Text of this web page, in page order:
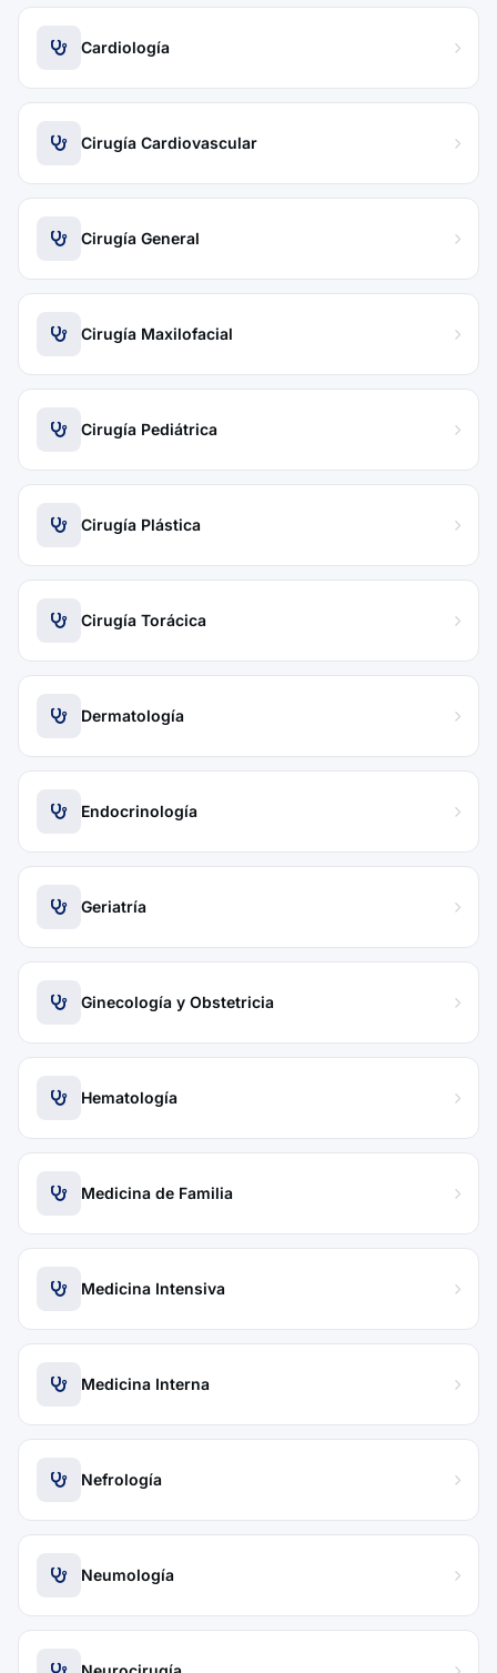
Cardiología
Cirugía Cardiovascular
Cirugía General
Cirugía Maxilofacial
Cirugía Pediátrica
Cirugía Plástica
Cirugía Torácica
Dermatología
Endocrinología
Geriatría
Ginecología y Obstetricia
Hematología
Medicina de Familia
Medicina Intensiva
Medicina Interna
Nefrología
Neumología